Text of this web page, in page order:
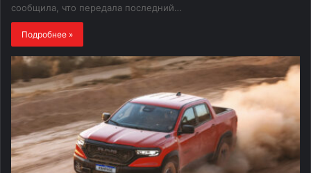
сообщила, что передала последний…
Подробнее »